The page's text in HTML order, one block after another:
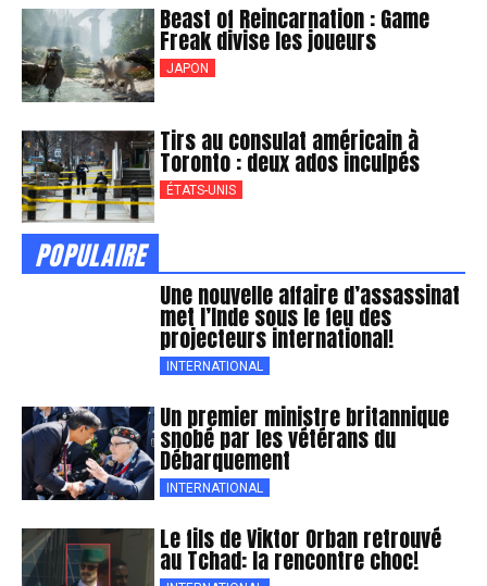
Beast of Reincarnation : Game
Freak divise les joueurs
JAPON
Tirs au consulat américain à
Toronto : deux ados inculpés
ÉTATS-UNIS
POPULAIRE
Une nouvelle affaire d’assassinat
met l’Inde sous le feu des
projecteurs international!
INTERNATIONAL
Un premier ministre britannique
snobé par les vétérans du
Débarquement
INTERNATIONAL
Le fils de Viktor Orban retrouvé
au Tchad: la rencontre choc!